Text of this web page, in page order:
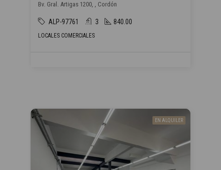
Bv. Gral. Artigas 1200, , Cordón
ALP-97761 3 840.00
LOCALES COMERCIALES
EN ALQUILER